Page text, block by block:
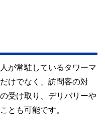
が常駐しているタワーマ
けでなく、訪問客の対
受け取り、デリバリーや
とも可能です。